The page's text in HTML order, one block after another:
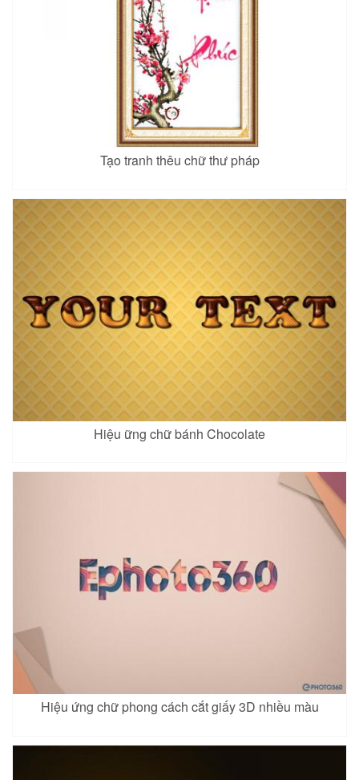
Tạo tranh thêu chữ thư pháp
Hiệu ững chữ bánh Chocolate
Hiệu ứng chữ phong cách cắt giấy 3D nhiều màu